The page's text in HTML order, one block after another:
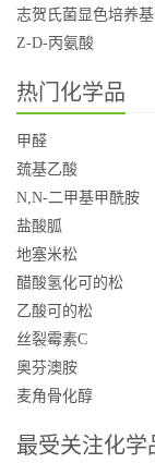
志贺氏菌显色培养基
Z-D-丙氨酸
热门化学品
甲醛
巯基乙酸
N,N-二甲基甲酰胺
盐酸胍
地塞米松
醋酸氢化可的松
乙酸可的松
丝裂霉素C
奥芬澳胺
麦角骨化醇
最受关注化学